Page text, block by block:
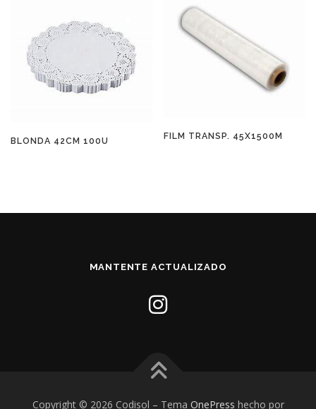
BLONDA 42CM 100U FILM TRANSP. 45X1500M
MANTENTE ACTUALIZADO
Copyright © 2026 Codisol – Tema OnePress hecho por